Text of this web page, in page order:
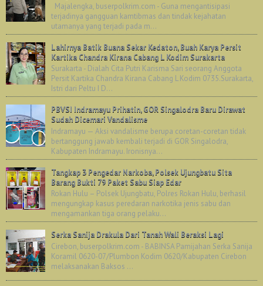
Majalengka, buserpolkrim.com - Guna mengantisipasi
terjadinya gangguan kamtibmas dan tindak kejahatan
utamanya yang terjadi pada m...
Lahirnya Batik Buana Sekar Kedaton, Buah Karya Persit
Kartika Chandra Kirana Cabang L Kodim Surakarta
Surakarta - Dialah Cita Putri Karisma Sari seorang Anggota
Persit Kartika Chandra Kirana Cabang L Kodim 0735.Surakarta,
Istri dari Peltu I D...
PBVSI Indramayu Prihatin, GOR Singalodra Baru Dirawat
Sudah Dicemari Vandalisme
Indramayu — Aksi vandalisme berupa coretan-coretan tidak
bertanggung jawab kembali terjadi di GOR Singalodra,
Kabupaten Indramayu. Ironisnya...
Tangkap 3 Pengedar Narkoba, Polsek Ujungbatu Sita
Barang Bukti 79 Paket Sabu Siap Edar
Rokan Hulu – Polsek Ujungbatu, Polres Rokan Hulu, berhasil
mengungkap kasus peredaran narkotika jenis sabu dan
mengamankan tiga orang pelaku...
Serka Sanija Drakula Dari Tanah Wali Beraksi Lagi
Cirebon, buserpolkrim.com - BABINSA Pamijahan Serka Sanija
Koramil 0620-07/Plumbon Kodim 0620/Kabupaten Cirebon
melaksanakan Baksos ...